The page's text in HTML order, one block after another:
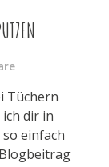
Tüchern
dir in
einfach